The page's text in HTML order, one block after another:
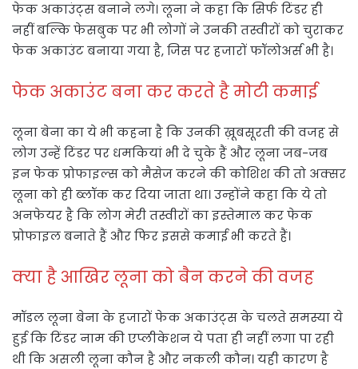
फेक अकाउंट्स बनाने लगे। लूना ने कहा कि सिर्फ टिंडर ही
नहीं बल्कि फेसबुक पर भी लोगों ने उनकी तस्वीरों को चुराकर
फेक अकाउंट बनाया गया है, जिस पर हजारों फॉलोअर्स भी है।
फेक अकाउंट बना कर करते है मोटी कमाई
लूना बेना का ये भी कहना है कि उनकी ख़ूबसूरती की वजह से
लोग उन्हें टिंडर पर धमकियां भी दे चुके हैं और लूना जब-जब
इन फेक प्रोफाइल्स को मैसेज करने की कोशिश की तो अक्सर
लूना को ही ब्लॉक कर दिया जाता था। उन्‍होंने कहा कि ये तो
अनफेयर है कि लोग मेरी तस्वीरों का इस्तेमाल कर फेक
प्रोफाइल बनाते हैं और फिर इससे कमाई भी करते हैं।
क्या है आखिर लूना को बैन करने की वजह
मॉडल लूना बेना के हजारों फेक अकाउंट्स के चलते समस्या ये
हुई कि टिंडर नाम की एप्लीकेशन ये पता ही नहीं लगा पा रही
थी कि असली लूना कौन है और नकली कौन। यही कारण है